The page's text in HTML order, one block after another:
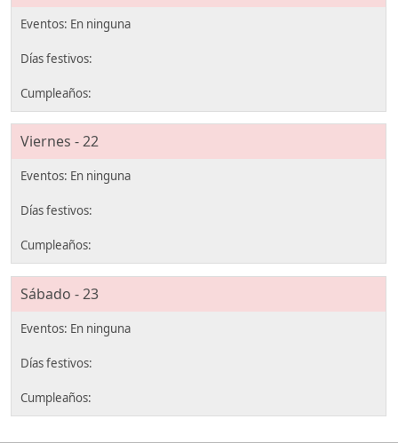
Viernes - 22
Sábado - 23